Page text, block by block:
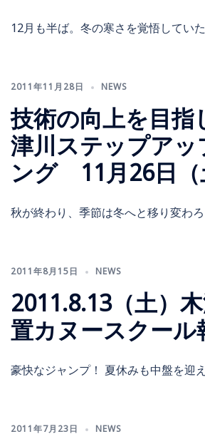
12月も半ば。冬の寒さを覚悟してい
2011年11月28日 NEWS
技術の向上を目
津川ステップアッ
ング 11月26日（
秋が終わり、季節は冬へと移り変わ
2011年8月15日 NEWS
2011.8.13（土）
置カヌースクール
豪快なジャンプ！ 夏休みも中盤を迎
2011年7月23日 NEWS